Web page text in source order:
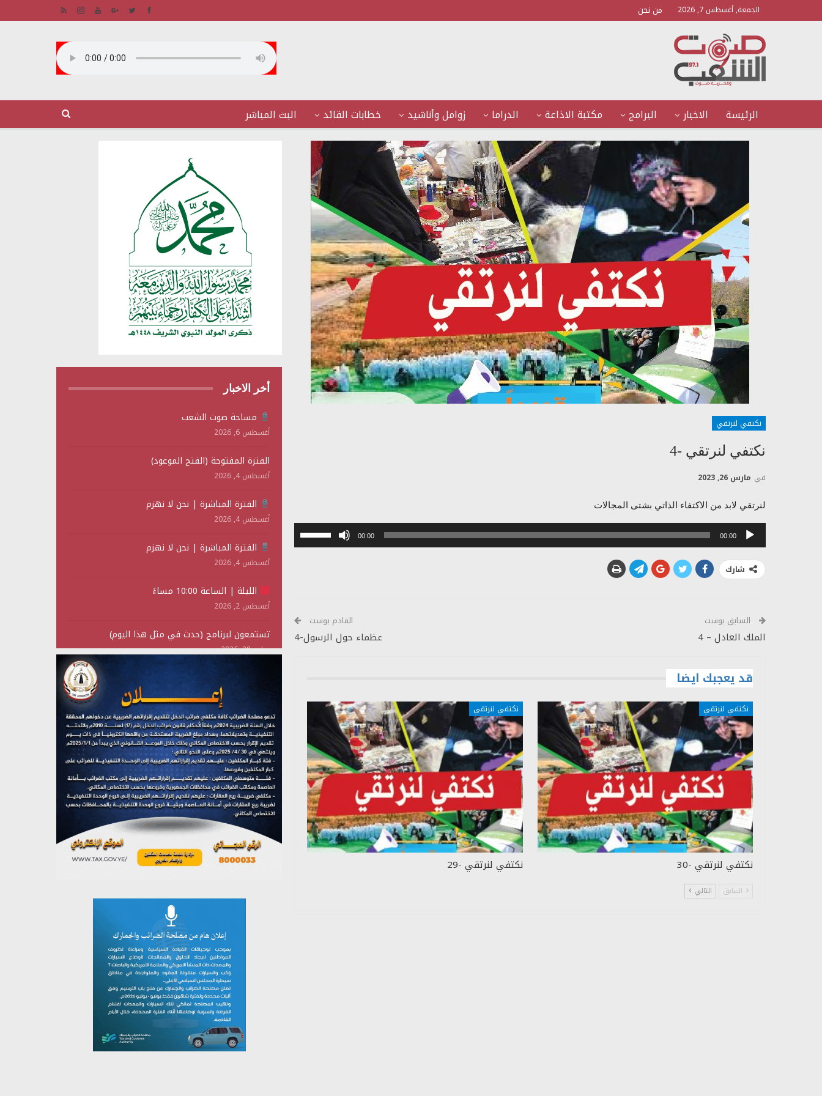
الجمعة, أغسطس 7, 2026 من نحن
الرئيسة الاخبار البرامج مكتبة الاذاعة الدراما زوامل وأناشيد خطابات القائد البث المباشر
نكتفي لنرتقي
نكتفي لنرتقي -4
في مارس 26, 2023
لنرتقي لابد من الاكتفاء الذاتي بشتى المجالات
مشغل
00:00
00:00
أو
خفض
مستوى
شارك
السابق بوست
الملك العادل – 4
القادم بوست
عظماء حول الرسول-4
قد يعجبك ايضا
نكتفي لنرتقي
نكتفي لنرتقي -30
نكتفي لنرتقي
نكتفي لنرتقي -29
السابق التالي
أخر الاخبار
مساحة صوت الشعب
أغسطس 6, 2026
الفترة المفتوحة (الفتح الموعود)
أغسطس 4, 2026
الفترة المباشرة | نحن لا نهزم
أغسطس 4, 2026
الفترة المباشرة | نحن لا نهزم
أغسطس 4, 2026
الليلة | الساعة 10:00 مساءً
أغسطس 2, 2026
تستمعون لبرنامج (حدث في مثل هذا اليوم)
يوليو 28, 2026
(نحن لا نهزم) بث مباشر
تستمعون لبرنامج (هندسة الوهم)
يوليو 28, 2026
مؤتمر صحفي لمركز عين الإنسانية حول جرائم تحالف
العدوان على اليمن
يوليو 27, 2026
تستمعون لبرنامج (مع السيد القائد)
يوليو 26, 2026